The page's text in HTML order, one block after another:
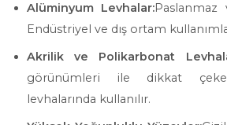
Alüminyum Levhalar:
Endüstriyel ve dış ortam
Akrilik ve Polikarbonat
görünümleri ile dikkat
levhalarında kullanılır.